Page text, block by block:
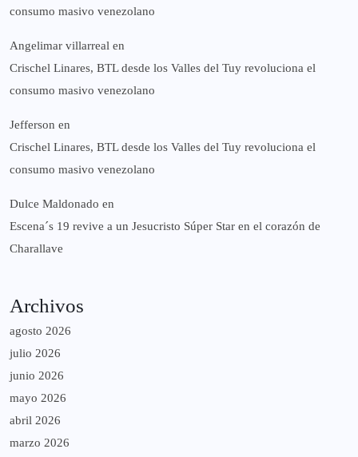
consumo masivo venezolano
Angelimar villarreal en
Crischel Linares, BTL desde los Valles del Tuy revoluciona el
consumo masivo venezolano
Jefferson en
Crischel Linares, BTL desde los Valles del Tuy revoluciona el
consumo masivo venezolano
Dulce Maldonado en
Escena´s 19 revive a un Jesucristo Súper Star en el corazón de
Charallave
Archivos
agosto 2026
julio 2026
junio 2026
mayo 2026
abril 2026
marzo 2026